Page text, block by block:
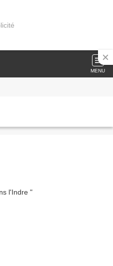
MENU